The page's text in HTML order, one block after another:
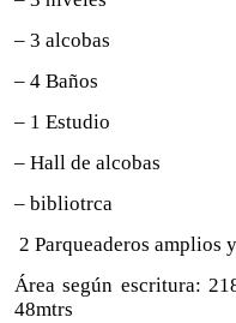
– 3 alcobas
– 4 Baños
– 1 Estudio
– Hall de alcobas
– bibliotrca
2 Parqueaderos amplios
Área según escritura:
48mtrs